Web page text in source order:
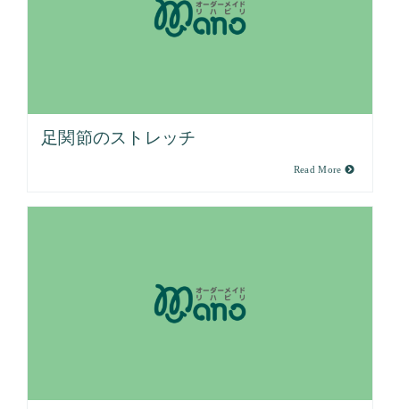
足関節のストレッチ
Read More